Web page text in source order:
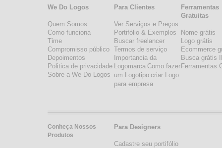
We Do Logos
Quem Somos
Como funciona
Time
Compromisso público
Depoimentos
Politica de privacidade
Sobre a We Do Logos
Conheça Nossos
Produtos
Para Clientes
Ver Serviços e Preços
Portifólio & Exemplos
Buscar freelancer
Termos de serviço
Importancia da
Logomarca Como fazer
um Logotipo criar Logo
para empresa
Para Designers
Cadastre seu portifólio
Ferramentas
Gratuitas
Nome grátis
Logo grátis
Ecommerce
Busca grátis
Ferramentas